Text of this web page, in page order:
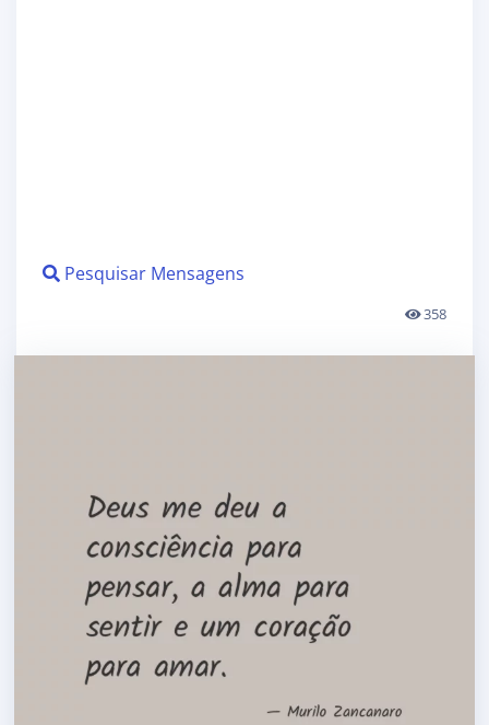
Pesquisar Mensagens
358